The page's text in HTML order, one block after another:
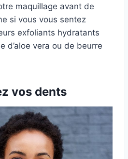
maquillage avant de
si vous vous sentez
exfoliants hydratants
d’aloe vera ou de beurre
vos dents